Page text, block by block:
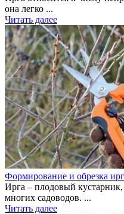
она легко ...
Читать далее
Формирование и обрезка
Ирга – плодовый
многих садоводов. ...
Читать далее